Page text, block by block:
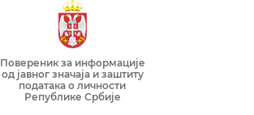
Повереник за информације
од јавног значаја и заштиту
података о личности
Републике Србије